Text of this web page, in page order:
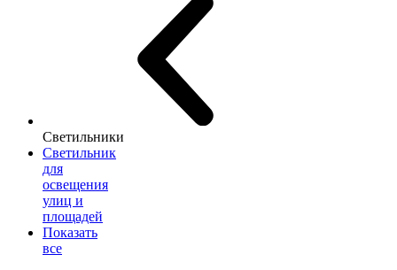
Светильники
Светильник
для
освещения
улиц и
площадей
Показать
все